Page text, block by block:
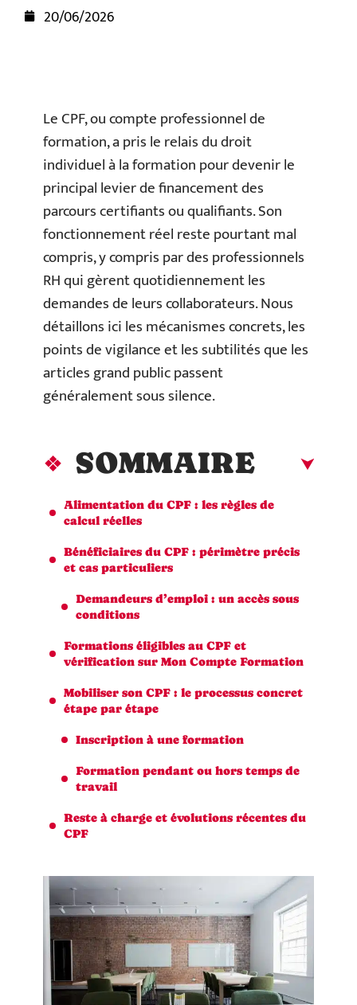
20/06/2026
Le CPF, ou compte professionnel de
formation, a pris le relais du droit
individuel à la formation pour devenir le
principal levier de financement des
parcours certifiants ou qualifiants. Son
fonctionnement réel reste pourtant mal
compris, y compris par des professionnels
RH qui gèrent quotidiennement les
demandes de leurs collaborateurs. Nous
détaillons ici les mécanismes concrets, les
points de vigilance et les subtilités que les
articles grand public passent
généralement sous silence.
SOMMAIRE
Alimentation du CPF : les règles de
calcul réelles
Bénéficiaires du CPF : périmètre précis
et cas particuliers
Demandeurs d’emploi : un accès sous
conditions
Formations éligibles au CPF et
vérification sur Mon Compte Formation
Mobiliser son CPF : le processus concret
étape par étape
Inscription à une formation
Formation pendant ou hors temps de
travail
Reste à charge et évolutions récentes du
CPF